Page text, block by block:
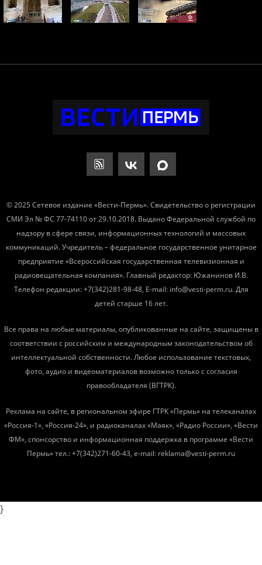
© 2025 Сетевое издание «Вести-Пермь». Свидетельство о регистрации
СМИ Эл № ФС 77-74110 от 29.10.2018. Выдано Федеральной службой по
надзору в сфере связи, информационных технологий и массовых
коммуникаций. Учредитель – федеральное государственное унитарное
предприятие «Всероссийская государственная телевизионная и
радиовещательная компания». Главный редактор: Южанинов И.В.
Телефон редакции: +7(342)281-98-48, E-mail: info@vesti-perm.ru. Для
детей старше 16 лет.
Все права на любые материалы, опубликованные на сайте, защищены в
соответствии с российским и международным законодательством об
интеллектуальной собственности. Любое использование текстовых,
фото, аудио и видеоматериалов возможно только с согласия
правообладателя (ВГТРК).
Реклама на сайте, в региональном эфире ГТРК «Пермь» на телеканалах
«Россия-1», «Россия-24», и радиоканалах «Маяк», «Радио России», «Вести
ФМ», спонсорство и информационная поддержка в программе «Вести
Пермь» тел.: +7(342)271-60-43, e-mail: reklama@vesti-perm.ru
}